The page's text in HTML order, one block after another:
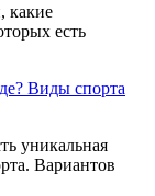
какие
есть
Виды спорта
уникальная
Вариантов